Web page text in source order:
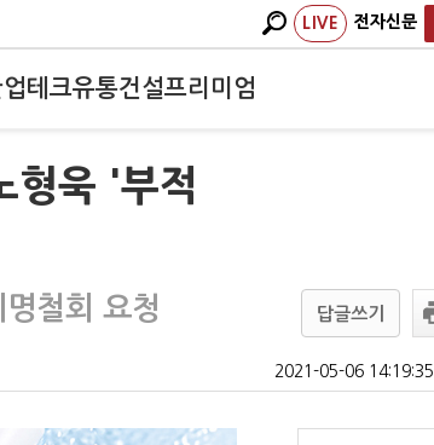
LIVE 전자신문
테크유통건설프리미엄
형욱 '부적
철회 요청 답글쓰기
2021-05-06 14:19:35